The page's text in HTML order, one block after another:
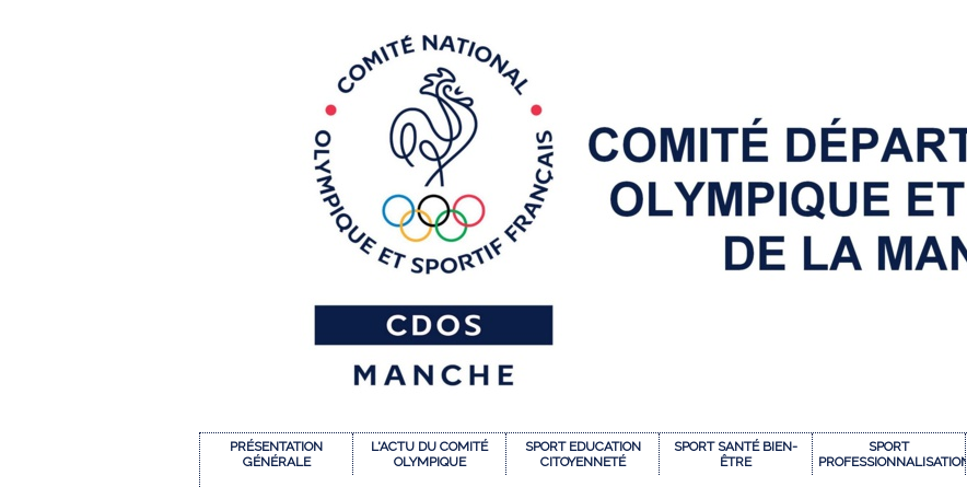
PRÉSENTATION
GÉNÉRALE
L'ACTU DU COMITÉ
OLYMPIQUE
SPORT EDUCATION
CITOYENNETÉ
SPORT SANTÉ BIEN-
ÊTRE
SPORT
PROFESSIONNALISATION